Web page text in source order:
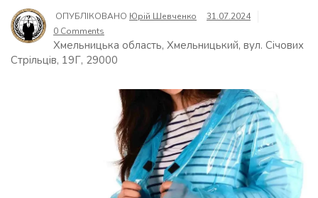
ОПУБЛІКОВАНО Юрій Шевченко
31.07.2024
0 Comments
Хмельницька область, Хмельницький, вул. Січових
Стрільців, 19Г, 29000